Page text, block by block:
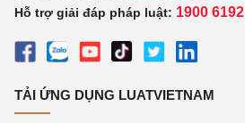
Hỗ trợ giải đáp pháp luật: 1900 6192
TẢI ỨNG DỤNG LUATVIETNAM